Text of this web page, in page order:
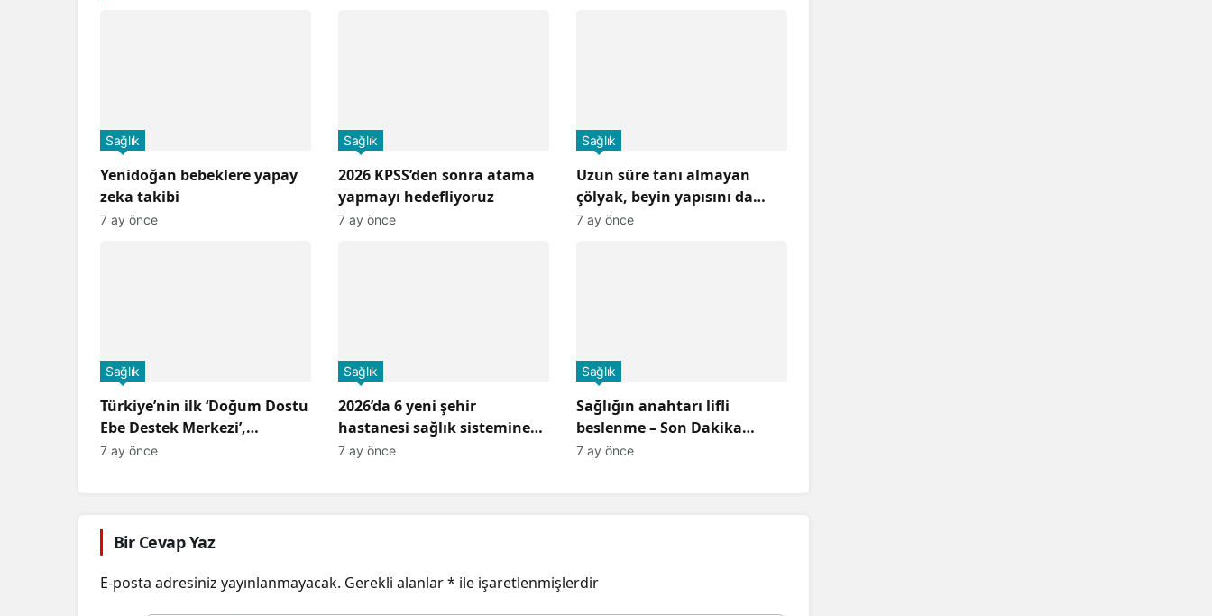
Yenidoğan bebeklere yapay
zeka takibi
Sağlık
7 ay önce
2026 KPSS’den sonra atama
yapmayı hedefliyoruz
Sağlık
7 ay önce
Uzun süre tanı almayan
çölyak, beyin yapısını da
etkiliyor
Sağlık
7 ay önce
Türkiye’nin ilk ‘Doğum Dostu
Ebe Destek Merkezi’,
Ankara’da açıldı
Sağlık
7 ay önce
2026’da 6 yeni şehir
hastanesi sağlık sistemine
dahil olacak
Sağlık
7 ay önce
Sağlığın anahtarı lifli
beslenme – Son Dakika
Haberleri
Sağlık
7 ay önce
Bir Cevap Yaz
E-posta adresiniz yayınlanmayacak. Gerekli alanlar* ile işaretlenmişlerdir